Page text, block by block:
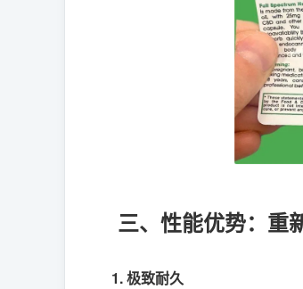
三、性能优势：重
1. 极致耐久